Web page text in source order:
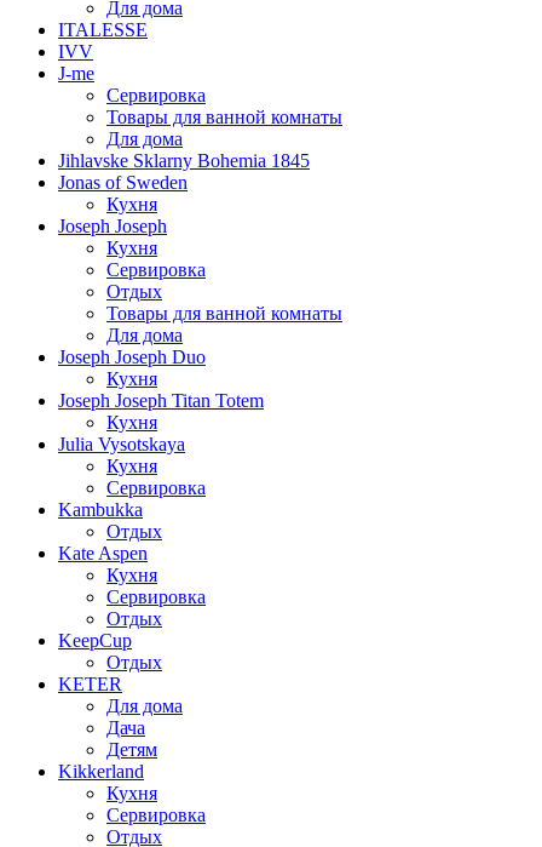
Для дома
ITALESSE
IVV
J-me
Сервировка
Товары для ванной комнаты
Для дома
Jihlavske Sklarny Bohemia 1845
Jonas of Sweden
Кухня
Joseph Joseph
Кухня
Сервировка
Отдых
Товары для ванной комнаты
Для дома
Joseph Joseph Duo
Кухня
Joseph Joseph Titan Totem
Кухня
Julia Vysotskaya
Кухня
Сервировка
Kambukka
Отдых
Kate Aspen
Кухня
Сервировка
Отдых
KeepCup
Отдых
KETER
Для дома
Дача
Детям
Kikkerland
Кухня
Сервировка
Отдых